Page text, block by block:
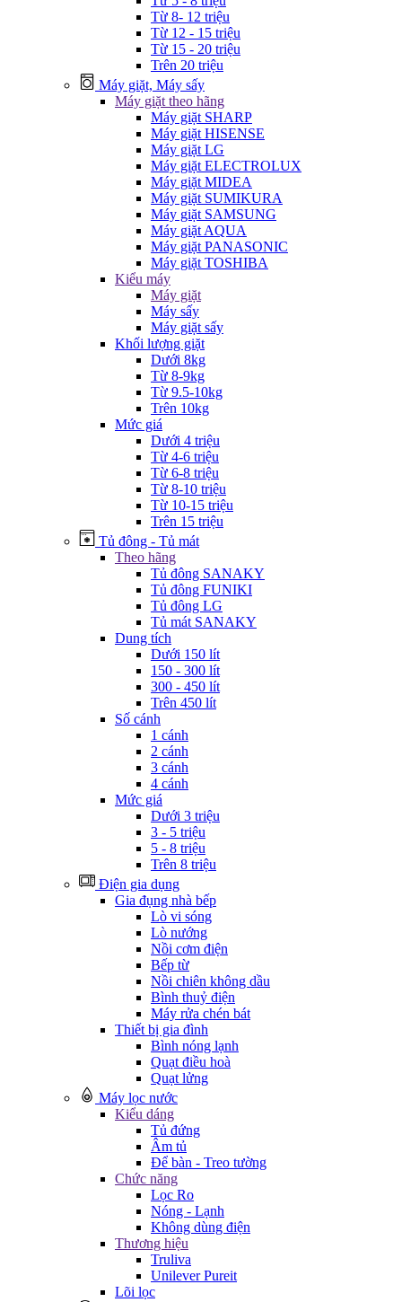
Từ 8- 12 triệu
Từ 12 - 15 triệu
Từ 15 - 20 triệu
Trên 20 triệu
Máy giặt, Máy sấy
Máy giặt theo hãng
Máy giặt SHARP
Máy giặt HISENSE
Máy giặt LG
Máy giặt ELECTROLUX
Máy giặt MIDEA
Máy giặt SUMIKURA
Máy giặt SAMSUNG
Máy giặt AQUA
Máy giặt PANASONIC
Máy giặt TOSHIBA
Kiểu máy
Máy giặt
Máy sấy
Máy giặt sấy
Khối lượng giặt
Dưới 8kg
Từ 8-9kg
Từ 9.5-10kg
Trên 10kg
Mức giá
Dưới 4 triệu
Từ 4-6 triệu
Từ 6-8 triệu
Từ 8-10 triệu
Từ 10-15 triệu
Trên 15 triệu
Tủ đông - Tủ mát
Theo hãng
Tủ đông SANAKY
Tủ đông FUNIKI
Tủ đông LG
Tủ mát SANAKY
Dung tích
Dưới 150 lít
150 - 300 lít
300 - 450 lít
Trên 450 lít
Số cánh
1 cánh
2 cánh
3 cánh
4 cánh
Mức giá
Dưới 3 triệu
3 - 5 triệu
5 - 8 triệu
Trên 8 triệu
Điện gia dụng
Gia đụng nhà bếp
Lò vi sóng
Lò nướng
Nồi cơm điện
Bếp từ
Nồi chiên không dầu
Bình thuỷ điện
Máy rửa chén bát
Thiết bị gia đình
Bình nóng lạnh
Quạt điều hoà
Quạt lửng
Máy lọc nước
Kiểu dáng
Tủ đứng
Âm tủ
Để bàn - Treo tường
Chức năng
Lọc Ro
Nóng - Lạnh
Không dùng điện
Thương hiệu
Truliva
Unilever Pureit
Lõi lọc